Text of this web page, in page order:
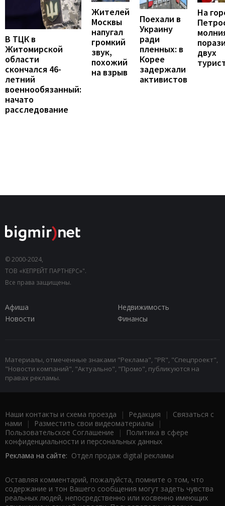
В ТЦК в
Житомирской
области
скончался 46-
летний
военнообязанный:
начато
расследование
Жителей
Москвы
напугал
громкий
звук,
похожий
на взрыв
Поехали в
Украину
ради
пленных: в
Корее
задержали
активистов
На
двух
© 2000-2024,
ТОВ «КЕПРЕЙТ ПАРТНЕРС»".
Все права защищены.
Афиша
Недвижимость
Новости
Финансы
Материалы, отмеченные знаками "Реклама", "PR", "Спецпроект",
"Новости компаний", "Актуально", "Промо", публикуются на
правах рекламы.
Наши контакты и схема проезда | Редакция | Связаться с
нами | Разместить свои видеоматериалы |
Пользовательское Соглашение |
Политика в сфере
конфиденциальности и персональных данных
Реклама на сайте: Отдел продаж digital рекламы
Оставляя комментарий, пожалуйста, помните о том, что
содержание и тон Вашего сообщения могут задеть чувства
реальных людей, непосредственно или косвенно имеющих